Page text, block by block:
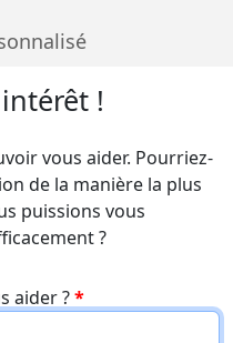
!
vous aider. Pourriez-
de la manière la plus
puissions vous
?
aider ?*